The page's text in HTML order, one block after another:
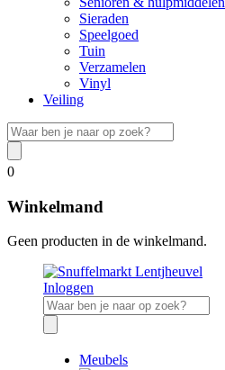
Sieraden
Speelgoed
Tuin
Verzamelen
Vinyl
Veiling
0
Winkelmand
Geen producten in de winkelmand.
Inloggen
Meubels